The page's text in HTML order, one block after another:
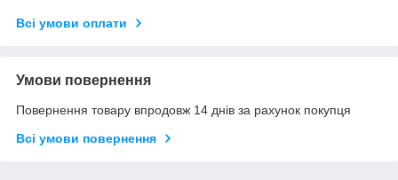
Всі умови оплати
Умови повернення
Повернення товару впродовж 14 днів за рахунок покупця
Всі умови повернення